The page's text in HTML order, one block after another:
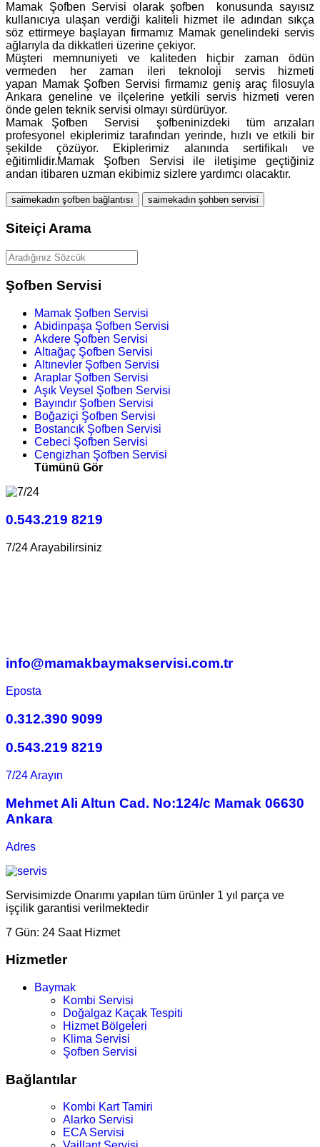
Mamak Şofben Servisi olarak şofben konusunda sayısız
kullanıcıya ulaşan verdiği kaliteli hizmet ile adından sıkça
söz ettirmeye başlayan firmamız Mamak genelindeki servis
ağlarıyla da dikkatleri üzerine çekiyor.
Müşteri memnuniyeti ve kaliteden hiçbir zaman ödün
vermeden her zaman ileri teknoloji servis hizmeti
yapan Mamak Şofben Servisi firmamız geniş araç filosuyla
Ankara geneline ve ilçelerine yetkili servis hizmeti veren
önde gelen teknik servisi olmayı sürdürüyor.
Mamak Şofben Servisi şofbeninizdeki tüm arızaları
profesyonel ekiplerimiz tarafından yerinde, hızlı ve etkili bir
şekilde çözüyor. Ekiplerimiz alanında sertifikalı ve
eğitimlidir.Mamak Şofben Servisi ile iletişime geçtiğiniz
andan itibaren uzman ekibimiz sizlere yardımcı olacaktır.
saimekadın şofben bağlantısı saimekadın şohben servisi
Siteiçi Arama
Şofben Servisi
Mamak Şofben Servisi
Abidinpaşa Şofben Servisi
Akdere Şofben Servisi
Altıağaç Şofben Servisi
Altınevler Şofben Servisi
Araplar Şofben Servisi
Aşık Veysel Şofben Servisi
Bayındır Şofben Servisi
Boğaziçi Şofben Servisi
Bostancık Şofben Servisi
Cebeci Şofben Servisi
Cengizhan Şofben Servisi
Tümünü Gör
0.543.219 8219
7/24 Arayabilirsiniz
info@mamakbaymakservisi.com.tr
Eposta
0.312.390 9099
0.543.219 8219
7/24 Arayın
Mehmet Ali Altun Cad. No:124/c Mamak 06630
Ankara
Adres
Servisimizde Onarımı yapılan tüm ürünler 1 yıl parça ve
işçilik garantisi verilmektedir
7 Gün: 24 Saat Hizmet
Hizmetler
Baymak
Kombi Servisi
Doğalgaz Kaçak Tespiti
Hizmet Bölgeleri
Klima Servisi
Şofben Servisi
Bağlantılar
Kombi Kart Tamiri
Alarko Servisi
ECA Servisi